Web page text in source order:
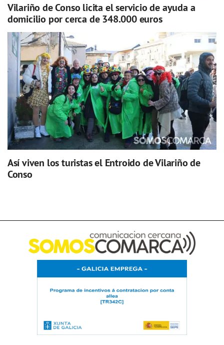
Vilariño de Conso licita el servicio de ayuda a
domicilio por cerca de 348.000 euros
Así viven los turistas el Entroido de Vilariño de
Conso